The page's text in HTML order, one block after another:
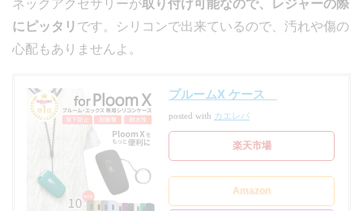
ネックアクセサリーが取り付け可能なので、レジャーの際
にピッタリ です。シリコンで出来ているので、汚れや傷の
心配もありませんよ。
プルームX ケース
posted with カエレバ
楽天市場
Amazon